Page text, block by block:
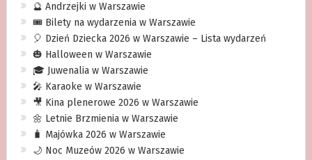
🔮 Andrzejki w Warszawie
🎟️ Bilety na wydarzenia w Warszawie
🎈 Dzień Dziecka 2026 w Warszawie – Lista wydarzeń
🎃 Halloween w Warszawie
🎓 Juwenalia w Warszawie
🎤 Karaoke w Warszawie
🎥 Kina plenerowe 2026 w Warszawie
🌼 Letnie Brzmienia w Warszawie
🧳 Majówka 2026 w Warszawie
🌙 Noc Muzeów 2026 w Warszawie